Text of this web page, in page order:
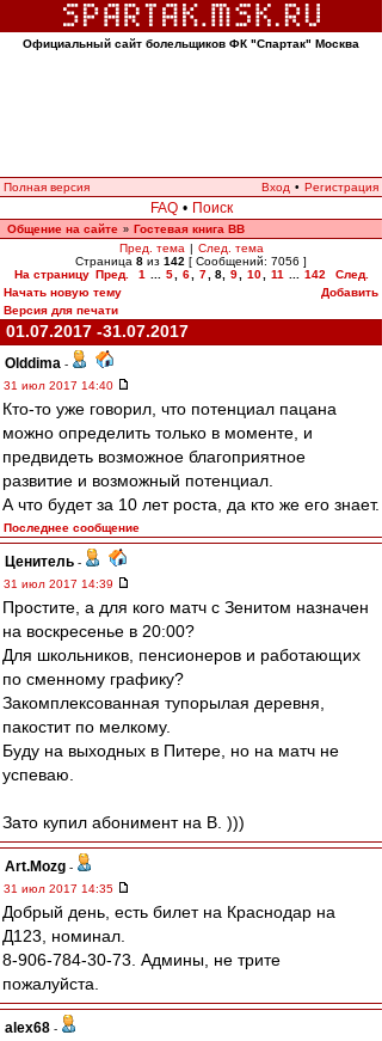
Официальный сайт болельщиков ФК "Спартак" Москва
Полная версия Вход • Регистрация
FAQ • Поиск
Общение на сайте » Гостевая книга ВВ
Пред. тема | След. тема
Страница 8 из 142 [ Сообщений: 7056 ]
На страницу Пред. 1 5 6 7 8, 9 10 11 142
След.
Начать новую тему
Добавить
Версия для печати
01.07.2017 -31.07.2017
Olddima -
31 июл 2017 14:40
Кто-то уже говорил, что потенциал пацана
можно определить только в моменте, и
предвидеть возможное благоприятное
развитие и возможный потенциал.
А что будет за 10 лет роста, да кто же его знает.
Последнее сообщение
Ценитель -
31 июл 2017 14:39
Простите, а для кого матч с Зенитом назначен
на воскресенье в 20:00?
Для школьников, пенсионеров и работающих
по сменному графику?
Закомплексованная тупорылая деревня,
пакостит по мелкому.
Буду на выходных в Питере, но на матч не
успеваю.
Зато купил абонимент на B. )))
Art.Mozg -
31 июл 2017 14:35
Добрый день, есть билет на Краснодар на
Д123, номинал.
8-906-784-30-73. Админы, не трите
пожалуйста.
alex68 -